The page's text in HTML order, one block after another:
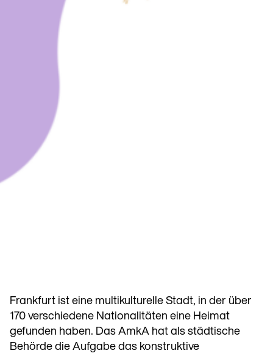
Frankfurt ist eine multikulturelle Stadt, in der über
170 verschiedene Nationalitäten eine Heimat
gefunden haben. Das AmkA hat als städtische
Behörde die Aufgabe das konstruktive